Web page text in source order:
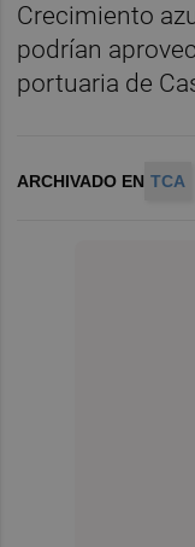
Crecimiento
podrían
portuaria de
ARCHIVADO EN TCA